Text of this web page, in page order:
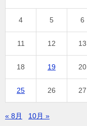
4 5 6
11 12 13
18 19 20
25 26 27
« 8月 10月 »